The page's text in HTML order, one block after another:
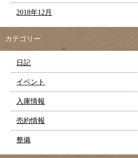
2018年12月
カテゴリー
日記
イベント
入庫情報
売約情報
整備